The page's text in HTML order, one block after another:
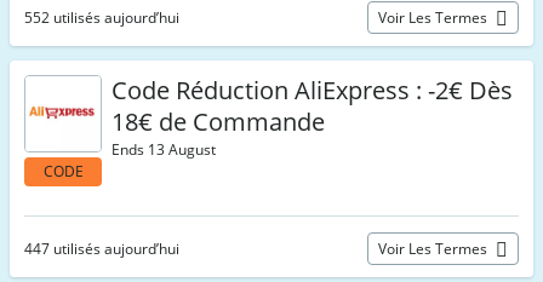
552 utilisés aujourd’hui Voir Les Termes
CODE
Code Réduction AliExpress : -2€ Dès
18€ de Commande
Ends 13 August
447 utilisés aujourd’hui Voir Les Termes